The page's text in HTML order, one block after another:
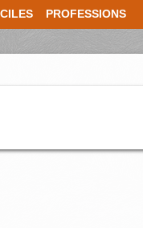
PROFESSIONS